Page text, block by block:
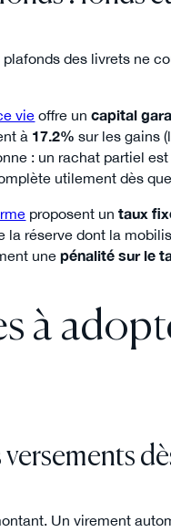
des livrets ne
vie offre uncapital
à 17.2% sur les gains
: un rachat partiel
utilement dès
proposent untaux
la réserve dont la
unepénalité sur le
à
Un virement